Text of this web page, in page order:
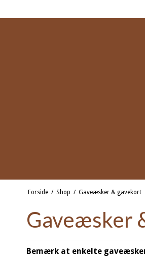
Forside / Shop / Gaveæsker & gavekort
Gaveæsker
Bemærk at enkelte